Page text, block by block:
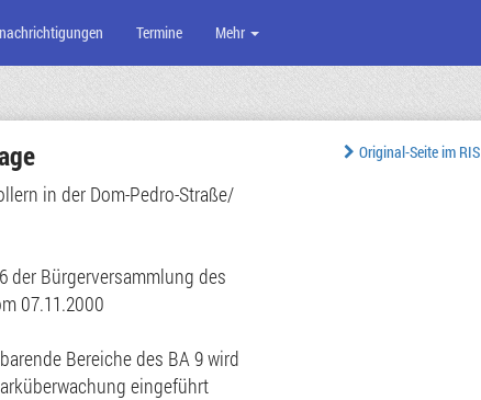
Termine Mehr
Original-Seite im RIS
in der Dom-Pedro-Straße/
der Bürgerversammlung des
07.11.2000
Bereiche des BA 9 wird
eingeführt